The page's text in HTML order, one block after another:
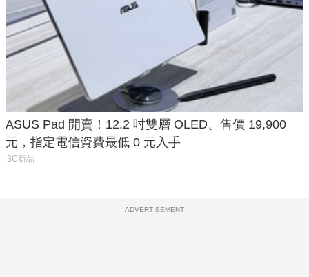
ASUS Pad 開賣！12.2 吋雙層 OLED、售價 19,900
元，指定電信資費最低 0 元入手
3C新品
ADVERTISEMENT